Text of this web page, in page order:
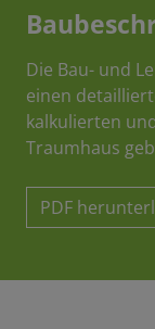
Die Bau- und
einen
kalkulierten
Traumhaus
PDF